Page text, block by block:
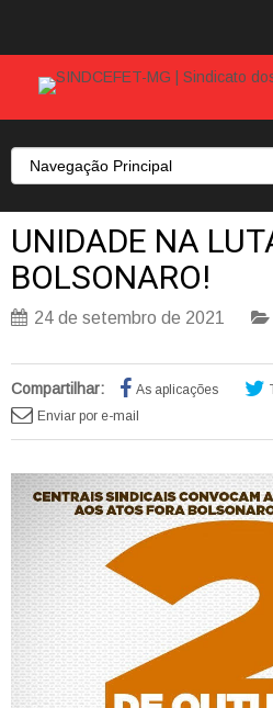
UNIDADE NA
BOLSONARO!
24 de setembro de 2021
Compartilhar: As aplicações
Enviar por e-mail